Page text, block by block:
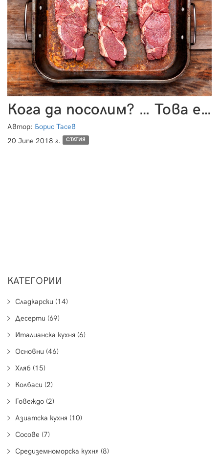
Кога да посолим? … Това е въпросът
Автор: Борис Тасев
20 June 2018 г.
СТАТИЯ
КАТЕГОРИИ
Сладкарски (14)
Десерти (69)
Италианска кухня (6)
Основни (46)
Хляб (15)
Колбаси (2)
Говеждо (2)
Азиатска кухня (10)
Сосове (7)
Средиземноморска кухня (8)